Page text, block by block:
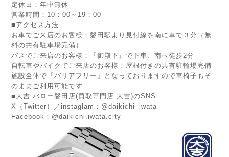
定休日：年中無休
営業時間：10：00～19：00
■アクセス方法
お車でご来店のお客様：磐田駅より見付線を南に車で３分（無
料の共有駐車場完備）
バスでご来店のお客様：『御殿下』で下車、南へ徒歩2分
自転車やバイクでご来店のお客様：屋根付きの共有駐輪場完備
施設全体で『バリアフリー』となっておりますので車椅子もそ
のままご利用可能です
■大吉 バロー磐田店(買取専門店 大吉)のSNS
X（Twitter）／instaglam：@daikichi_iwata
Facebook：@daikichi.iwata.city